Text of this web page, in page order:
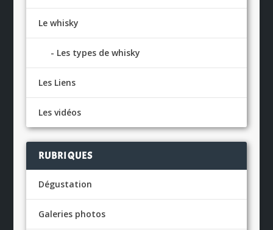
Le whisky
Les types de whisky
Les Liens
Les vidéos
RUBRIQUES
Dégustation
Galeries photos